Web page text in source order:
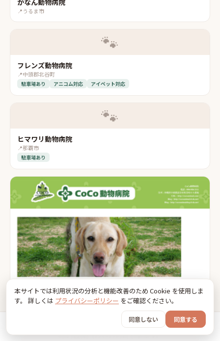
かなん動物病院
📍うるま市
🐾
フレンズ動物病院
📍中頭郡北谷町
駐車場あり アニコム対応 アイペット対応
🐾
ヒマワリ動物病院
📍那覇市
駐車場あり
本サイトでは利用状況の分析と機能改善のため Cookie を使用しま
す。 詳しくは プライバシーポリシー をご確認ください。
同意しない 同意する